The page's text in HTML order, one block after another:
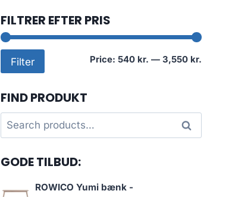
FILTRER EFTER PRIS
Min
Max
Filter Price: 540 kr. — 3,550 kr.
FIND PRODUKT
Search
for:
Search
GODE TILBUD:
ROWICO Yumi bænk -